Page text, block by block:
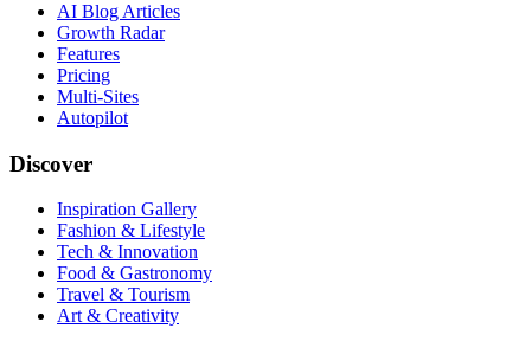
AI Blog Articles
Growth Radar
Features
Pricing
Multi-Sites
Autopilot
Discover
Inspiration Gallery
Fashion & Lifestyle
Tech & Innovation
Food & Gastronomy
Travel & Tourism
Art & Creativity